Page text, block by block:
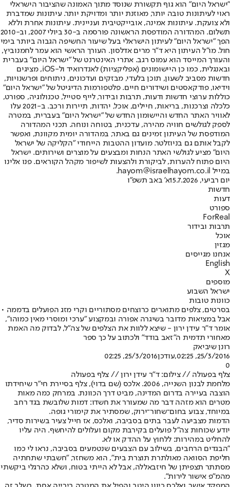
"ישראל היום" הוא גוף תקשורת שנוסד מתוך האמונה שהציבור הישראלי
ראוי לעיתונות טובה יותר, מאוזנת יותר ומדויקת יותר. עיתונות שמדברת
ולא צועקת. עיתונות אמינה, אובייקטיבית ועניינית. עיתונות אחרת וללא
תשלום. המהדורה המודפסת הראשונה פורסמה ב-30 ביולי 2007, וב-2010
הפך "ישראל היום" לעיתון הישראלי בעל שיעור החשיפה הגבוה ביותר בימי
חול. מו"ל העיתון היא ד"ר מרים אדלסון. העורך הראשי הוא עמר לחמנוביץ,
והעורך המייסד הוא עמוס רגב. אתרי האינטרנט של "ישראל היום" בעברית
ובאנגלית, כמו כן היישומונים (אפליקציות) לאנדרואיד ול-iOS, מציגים
חדשות מסביב לשעון, תוכן בלעדי, מבזקים ועדכונים, ניתוחים ופרשנויות,
וידיאו, פודקאסטים ושידורים חיים. פלטפורמות הדיגיטל של "ישראל היום"
כוללות ערוצי חדשות ודעות, תרבות ובידור, לייף סטייל, טכנולוגיה, ספורט,
כלכלה וצרכנות, בריאות, חיילים, אוכל, יהדות, תיירות ורכב. ב-2021 עלו
לאוויר האתר החדש והיישומון החדש של "ישראל היום" בעברית, במטרה
לספק לגולשים חוויה מהירה, עדכנית, בטוחה ונוחה. תכני המהדורה
המודפסת של העיתון זמינים גם באתר, במהדורה יומית מקוונת, ואפשר
לקבל אותם גם בניוזלטר. מועדון ההטבות הייחודי "הקליקה של ישראל
היום" מציע לגולשי האתר הנחות ומבצעים על מוצרים ושירותים. ישראל
היום פתוח להערות, לביקורת ולהצעות לשיפור מקהל הקוראים. פנו אלינו
במייל hayom@israelhayom.co.il.
יום רביעי, 15.7.2026
א' באב תשפ"ו
חדשות
דעות
ספורט
ForReal
תרבות ובידור
אוכל
מגזין
אנחנו מגייסים
English
X
מוספים
ישראל השבוע
כוונות טובות
בסרטים, צלפים מתוארים כרוצחים מסתוריים וקרי מזג הפועלים בדממה •
אבל במציאות מדובר בשיגרה אפורה ובמקצוע "ערכי ומוסרי מאין כמוהו",
אומר ד"ר עידן ירון - שיצא ללוות את הצלפים של צה"ל, לבדוק מה האמת
מאחורי תדמית ה"זאב בודד" ולכתוב על כך ספר
רונן שיביאק
25/3/2016, 02:25
,עודכן25/3/2016, 02:25
0
צלף בפעולה // צילום: ד"ר עידן ירון // צלף בפעולה
מלחמת לבנון השנייה, 2006. אלכס (שם בדוי), צלף בסיירת חי"ר שיחידתו
הוצבה בעיירה בדרום המדינה, מביט דרך הכוונת. במרחק כמה מאות
מטרים הוא מזהה דבר מה שמעורר את חשדו: דמות שלובשת בגד רחב
במיוחד, צבוע בחום־שחור־ירוק, שמסתיר את קימורי גופה.
הדמות מצביעה לעבר בתים בסביבה, ואלכס, אז חייל צעיר בשירות סדיר,
יודע שכוחות צה"ל פועלים בקירבת מקום ועלולים להיחשף. היה עליו
להחליט במהירות: ללחוץ על ההדק או לא.
"הבגדים הרחבים, בשילוב עם הצבעים שנטמעים בסביבה, נראו לי כמו
חליפת הסוואה מאולתרת תוצרת בית", הוא משחזר, "חשבתי שתחתיה
מסתתר תצפיתן של חיזבאללה, אבל לא הייתי בטוח, ושלא כהרגלי ביקשתי
מהמ"פ אישור לירות".